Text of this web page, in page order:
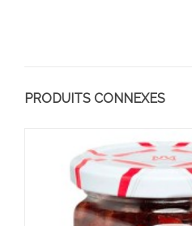
PRODUITS CONNEXES